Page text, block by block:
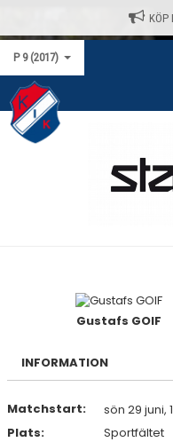
KÖP
P 9 (2017)
HEM
DOKUMENT
Gustafs GOIF
INFORMATION
Matchstart:
sön 29 juni,
Plats:
Sportfältet